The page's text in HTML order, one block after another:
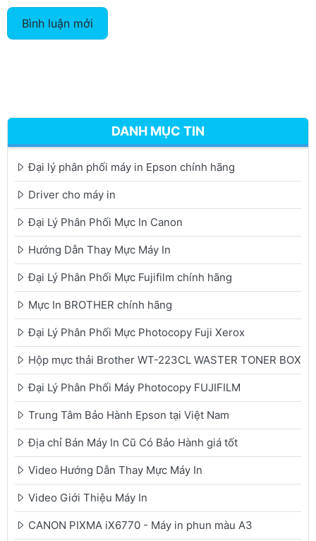
Bình luận mới
DANH MỤC TIN
Đại lý phân phối máy in Epson chính hãng
Driver cho máy in
Đại Lý Phân Phối Mực In Canon
Hướng Dẫn Thay Mực Máy In
Đại Lý Phân Phối Mực Fujifilm chính hãng
Mực In BROTHER chính hãng
Đại Lý Phân Phối Mực Photocopy Fuji Xerox
Hộp mực thải Brother WT-223CL WASTER TONER BOX
Đại Lý Phân Phối Máy Photocopy FUJIFILM
Trung Tâm Bảo Hành Epson tại Việt Nam
Địa chỉ Bán Máy In Cũ Có Bảo Hành giá tốt
Video Hướng Dẫn Thay Mực Máy In
Video Giới Thiệu Máy In
CANON PIXMA iX6770 - Máy in phun màu A3